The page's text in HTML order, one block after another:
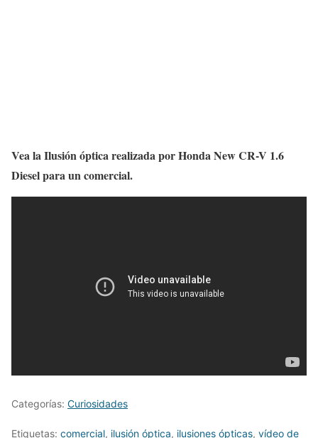
Vea la Ilusión óptica realizada por Honda New CR-V 1.6
Diesel para un comercial.
Categorías: Curiosidades
Etiquetas: comercial, ilusión óptica, ilusiones ópticas, vídeo de